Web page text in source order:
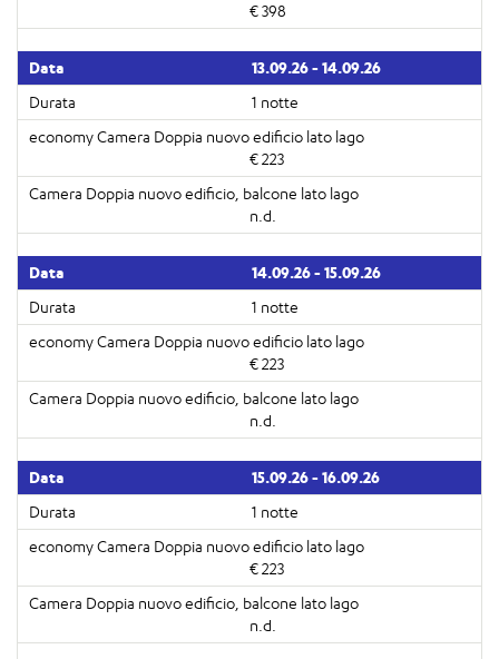
€ 398
13.09.26 - 14.09.26
1 notte
€ 223
n.d.
14.09.26 - 15.09.26
1 notte
€ 223
n.d.
15.09.26 - 16.09.26
1 notte
€ 223
n.d.